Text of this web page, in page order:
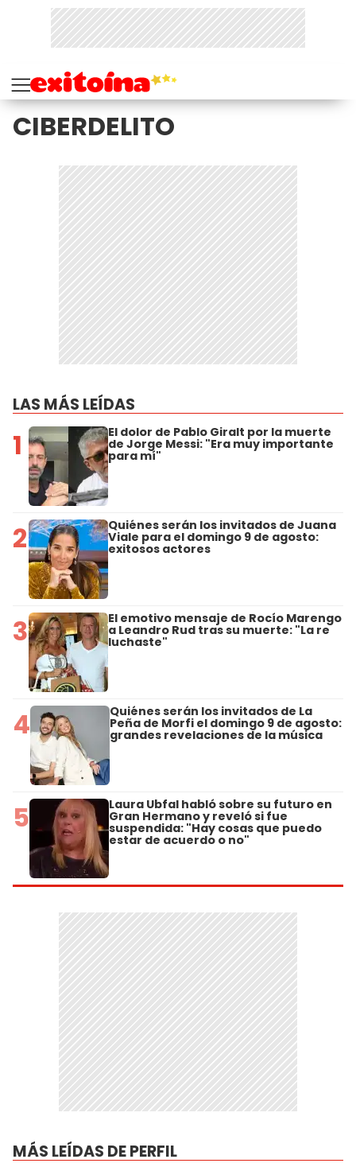
CIBERDELITO
LAS MÁS LEÍDAS
1 El dolor de Pablo Giralt por la muerte
de Jorge Messi: "Era muy importante
para mí"
2 Quiénes serán los invitados de Juana
Viale para el domingo 9 de agosto:
exitosos actores
3 El emotivo mensaje de Rocío Marengo
a Leandro Rud tras su muerte: "La re
luchaste"
4 Quiénes serán los invitados de La
Peña de Morfi el domingo 9 de agosto:
grandes revelaciones de la música
5 Laura Ubfal habló sobre su futuro en
Gran Hermano y reveló si fue
suspendida: "Hay cosas que puedo
estar de acuerdo o no"
MÁS LEÍDAS DE PERFIL